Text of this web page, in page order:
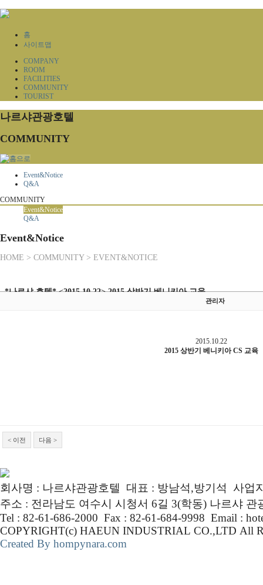
홈
사이트맵
COMPANY
ROOM
FACILITIES
COMMUNITY
TOURIST
나르샤관광호텔
COMMUNITY
Event&Notice
Q&A
COMMUNITY
Event&Notice
Q&A
Event&Notice
HOME > COMMUNITY > EVENT&NOTICE
*나르샤 호텔* <2015.10.22> 2015 상반기 베니키아 교육
관리자
2015.10.22
2015 상반기 베니키아 CS 교육
< 이전 다음 >
회사명 : 나르샤관광호텔 대표 : 방남석,방기석 사업
주소 : 전라남도 여수시 시청서 6길 3(학동) 나르샤 관
Tel : 82-61-686-2000 Fax : 82-61-684-9998 Email :
COPYRIGHT(c) HAEUN INDUSTRIAL CO.,LTD All
Created By hompynara.com